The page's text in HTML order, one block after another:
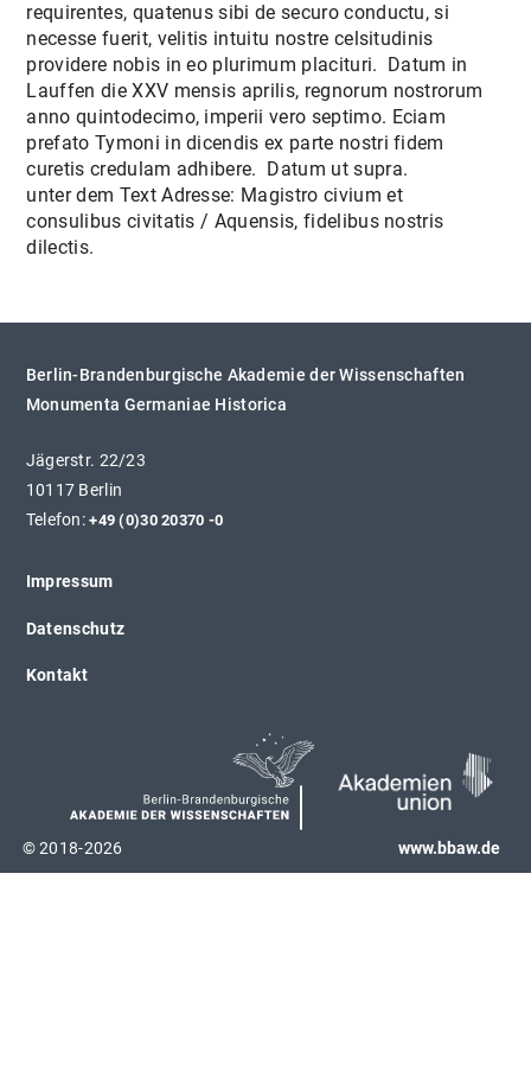
requirentes, quatenus sibi de securo conductu, si
necesse fuerit, velitis intuitu nostre celsitudinis
providere nobis in eo plurimum placituri. Datum in
Lauffen die XXV mensis aprilis, regnorum nostrorum
anno quintodecimo, imperii vero septimo. Eciam
prefato Tymoni in dicendis ex parte nostri fidem
curetis credulam adhibere. Datum ut supra.
unter dem Text Adresse: Magistro civium et
consulibus civitatis / Aquensis, fidelibus nostris
dilectis.
Berlin-Brandenburgische Akademie der Wissenschaften
Monumenta Germaniae Historica
Jägerstr. 22/23
10117 Berlin
Telefon:+49 (0)30 20370 -0
Impressum
Datenschutz
Kontakt
www.bbaw.de
© 2018-2026